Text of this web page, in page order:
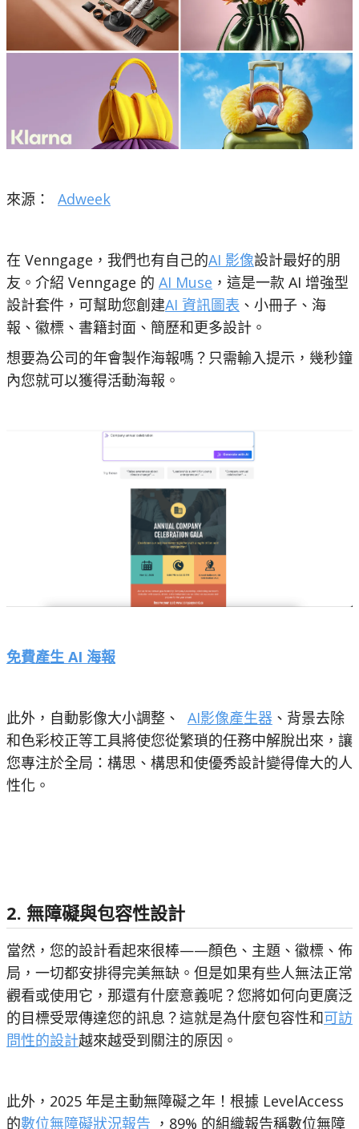
來源： Adweek
在 Venngage，我們也有自己的AI 影像設計最好的朋
友。介紹 Venngage 的 AI Muse ，這是一款 AI 增強型
設計套件，可幫助您創建AI 資訊圖表 、小冊子、海
報、徽標、書籍封面、簡歷和更多設計。
想要為公司的年會製作海報嗎？只需輸入提示，幾秒鐘
內您就可以獲得活動海報。
免費產生 AI 海報
此外，自動影像大小調整、 AI影像產生器 、背景去除
和色彩校正等工具將使您從繁瑣的任務中解脫出來，讓
您專注於全局：構思、構思和使優秀設計變得偉大的人
性化。
2. 無障礙與包容性設計
當然，您的設計看起來很棒——顏色、主題、徽標、佈
局，一切都安排得完美無缺。但是如果有些人無法正常
觀看或使用它，那還有什麼意義呢？您將如何向更廣泛
的目標受眾傳達您的訊息？這就是為什麼包容性和可訪
問性的設計越來越受到關注的原因。
此外，2025 年是主動無障礙之年！根據 LevelAccess
的數位無障礙狀況報告 ，89% 的組織報告稱數位無障